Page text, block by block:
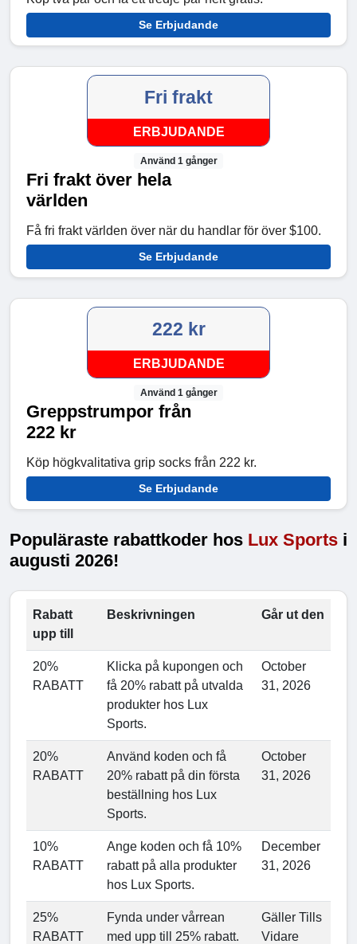
Se Erbjudande
Fri frakt
ERBJUDANDE
Använd 1 gånger
Fri frakt över hela
världen
Få fri frakt världen över när du handlar för över $100.
Se Erbjudande
222 kr
ERBJUDANDE
Använd 1 gånger
Greppstrumpor från
222 kr
Köp högkvalitativa grip socks från 222 kr.
Se Erbjudande
Populäraste rabattkoder hos Lux Sports i
augusti 2026!
Rabatt
upp till
Beskrivningen Går ut den
20%
RABATT
Klicka på kupongen och
få 20% rabatt på utvalda
produkter hos Lux
Sports.
October
31, 2026
20%
RABATT
Använd koden och få
20% rabatt på din första
beställning hos Lux
Sports.
October
31, 2026
10%
RABATT
Ange koden och få 10%
rabatt på alla produkter
hos Lux Sports.
December
31, 2026
25%
RABATT
Fynda under vårrean
med upp till 25% rabatt.
Gäller Tills
Vidare